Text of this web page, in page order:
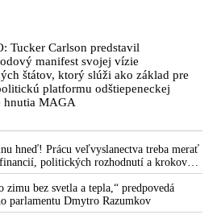
Tucker Carlson predstavil
manifest svojej vízie
štátov, ktorý slúži ako základ pre
platformu odštiepeneckej
hnutia MAGA
hneď! Prácu veľvyslanectva treba merať
politických rozhodnutí a krokov
Volodymyr Zelenskyj zhromaždeným
Donald Trump mu potom odkázal,
systémy Patriot
bez svetla a tepla,“ predpovedá
parlamentu Dmytro Razumkov